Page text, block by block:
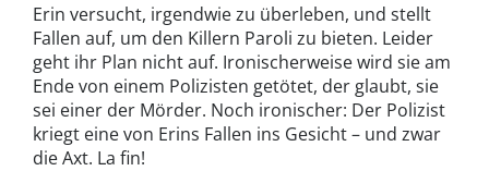
Erin versucht, irgendwie zu überleben, und stellt
Fallen auf, um den Killern Paroli zu bieten. Leider
geht ihr Plan nicht auf. Ironischerweise wird sie am
Ende von einem Polizisten getötet, der glaubt, sie
sei einer der Mörder. Noch ironischer: Der Polizist
kriegt eine von Erins Fallen ins Gesicht – und zwar
die Axt. La fin!